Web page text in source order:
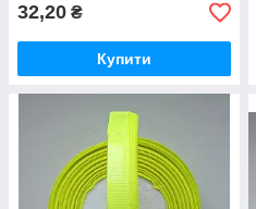
32,20 ₴
Купити